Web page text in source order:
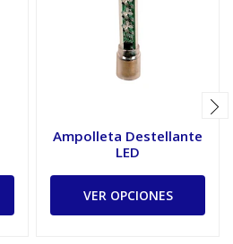
Ampolleta Destellante
LED
VER OPCIONES